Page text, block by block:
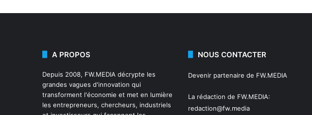
A PROPOS
Depuis 2008, FW.MEDIA décrypte les
grandes vagues d'innovation qui
transforment l'économie et met en lumière
les entrepreneurs, chercheurs, industriels
NOUS CONTACTER
Devenir partenaire de FW.MEDIA
La rédaction de FW.MEDIA:
redaction@fw.media